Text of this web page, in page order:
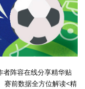
者阵容在线分享精华贴
赛前数据全方位解读<精